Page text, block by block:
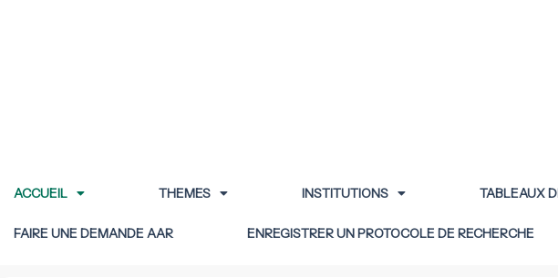
ACCUEIL THEMES INSTITUTIONS TABLEAUX
FAIRE UNE DEMANDE AAR ENREGISTRER UN PROTOCOLE DE RECHERCHE